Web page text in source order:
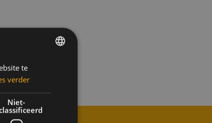
te
verder
Niet-